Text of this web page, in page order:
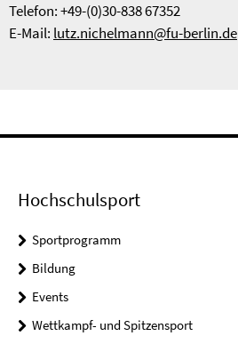
Telefon: +49-(0)30-838 67352
E-Mail: lutz.nichelmann@fu-berlin.de
Hochschulsport
Sportprogramm
Bildung
Events
Wettkampf- und Spitzensport